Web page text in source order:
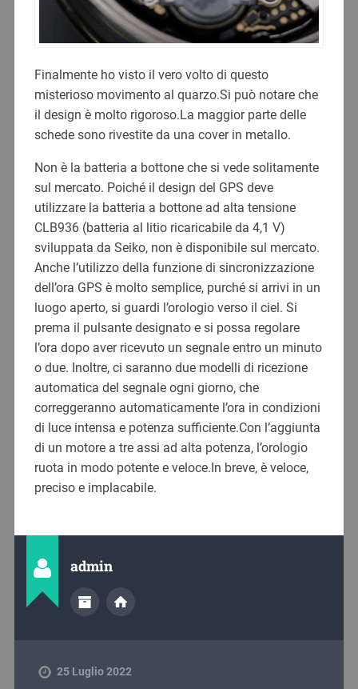
Finalmente ho visto il vero volto di questo
misterioso movimento al quarzo.Si può notare che
il design è molto rigoroso.La maggior parte delle
schede sono rivestite da una cover in metallo.
Non è la batteria a bottone che si vede solitamente
sul mercato. Poiché il design del GPS deve
utilizzare la batteria a bottone ad alta tensione
CLB936 (batteria al litio ricaricabile da 4,1 V)
sviluppata da Seiko, non è disponibile sul mercato.
Anche l’utilizzo della funzione di sincronizzazione
dell’ora GPS è molto semplice, purché si arrivi in ​​​​un
luogo aperto, si guardi l’orologio verso il ciel. Si
prema il pulsante designato e si possa regolare
l’ora dopo aver ricevuto un segnale entro un minuto
o due. Inoltre, ci saranno due modelli di ricezione
automatica del segnale ogni giorno, che
correggeranno automaticamente l’ora in condizioni
di luce intensa e potenza sufficiente.Con l’aggiunta
di un motore a tre assi ad alta potenza, l’orologio
ruota in modo potente e veloce.In breve, è veloce,
preciso e implacabile.
admin
25 Luglio 2022